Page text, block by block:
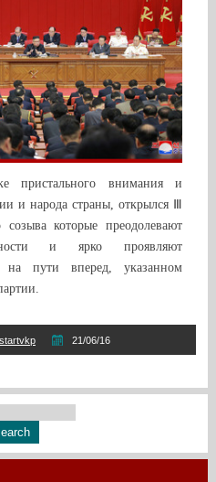
пристального внимания и
и народа страны, открылся Ⅲ
которые преодолевают
и ярко проявляют
на пути вперед, указанном
21/06/16